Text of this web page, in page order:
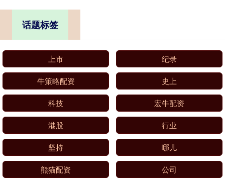
话题标签
上市 纪录
牛策略配资 史上
科技 宏牛配资
港股 行业
坚持 哪儿
熊猫配资 公司